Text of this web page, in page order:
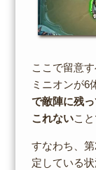
ここで留意
ミニオンが6
で敵陣に残
これないこと
すなわち、
定している